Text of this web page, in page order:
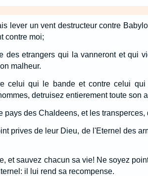
lever un vent destructeur contre
contre moi;
des etrangers qui la vanneront et qui
malheur.
celui qui le bande et contre celui
detruisez entierement toute son
pays des Chaldeens, et les transperces,
prives de leur Dieu, de l'Eternel des
et sauvez chacun sa vie! Ne soyez
il lui rend sa recompense.